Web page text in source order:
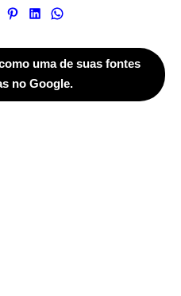
uma de suas fontes
no Google.